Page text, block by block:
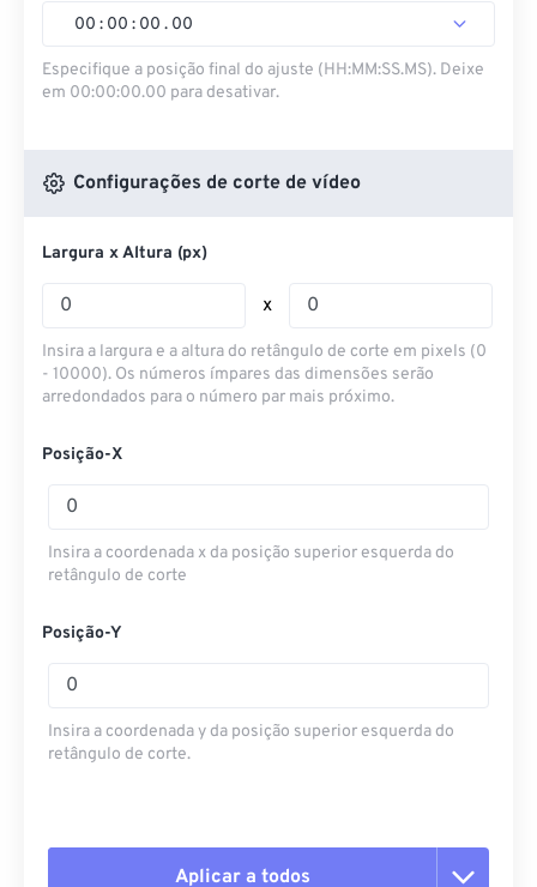
00 : 00 : 00 . 00
Especifique a posição final do ajuste (HH:MM:SS.MS). Deixe
em 00:00:00.00 para desativar.
Configurações de corte de vídeo
Largura x Altura (px)
x
Insira a largura e a altura do retângulo de corte em pixels (0
- 10000). Os números ímpares das dimensões serão
arredondados para o número par mais próximo.
Posição-X
Insira a coordenada x da posição superior esquerda do
retângulo de corte
Posição-Y
Insira a coordenada y da posição superior esquerda do
retângulo de corte.
Aplicar a todos